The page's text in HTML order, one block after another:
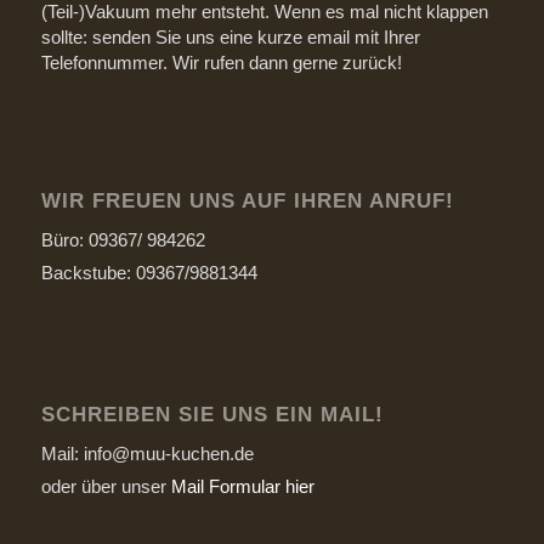
(Teil-)Vakuum mehr entsteht. Wenn es mal nicht klappen
sollte: senden Sie uns eine kurze email mit Ihrer
Telefonnummer. Wir rufen dann gerne zurück!
WIR FREUEN UNS AUF IHREN ANRUF!
Büro: 09367/ 984262
Backstube: 09367/9881344
SCHREIBEN SIE UNS EIN MAIL!
Mail: info@muu-kuchen.de
oder über unser Mail Formular hier